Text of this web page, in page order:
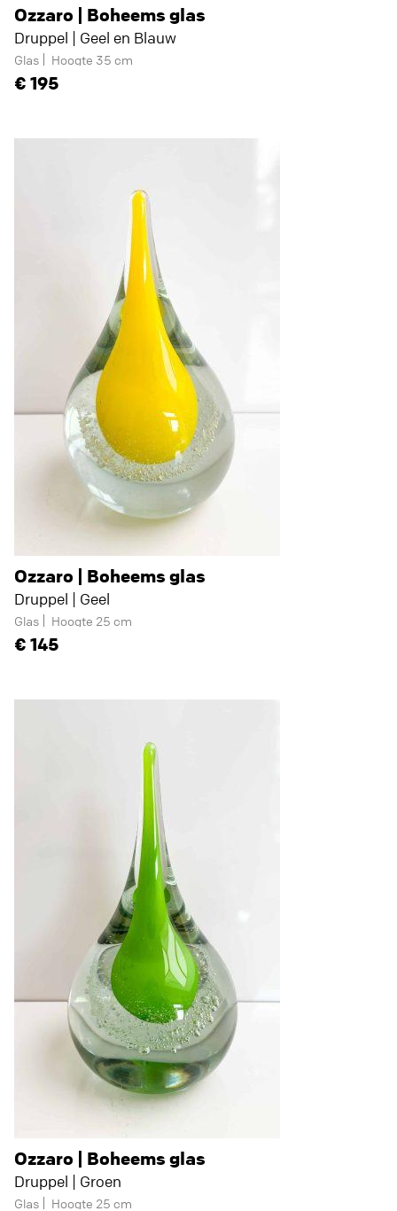
Ozzaro | Boheems glas
Druppel | Geel en Blauw
Glas Hoogte 35 cm
195
Ozzaro | Boheems glas
Druppel | Geel
Glas Hoogte 25 cm
145
Ozzaro | Boheems glas
Druppel | Groen
Glas Hoogte 25 cm